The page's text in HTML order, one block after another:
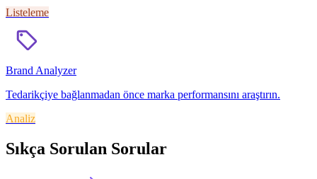
Listeleme
Brand Analyzer
Tedarikçiye bağlanmadan önce marka performansını araştırın.
Analiz
Sıkça Sorulan Sorular